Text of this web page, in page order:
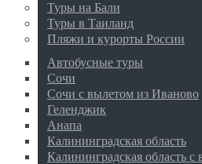
Туры на Бали
Туры в Таиланд
Пляжи и курорты России
Автобусные туры
Сочи
Сочи с вылетом из Иваново
Геленджик
Анапа
Калининградская область
Калининградская область